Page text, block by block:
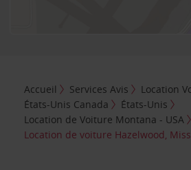
Accueil Services Avis
Location
États-Unis Canada
États-Unis
Location de Voiture Montana - USA
Location de voiture Hazelwood,